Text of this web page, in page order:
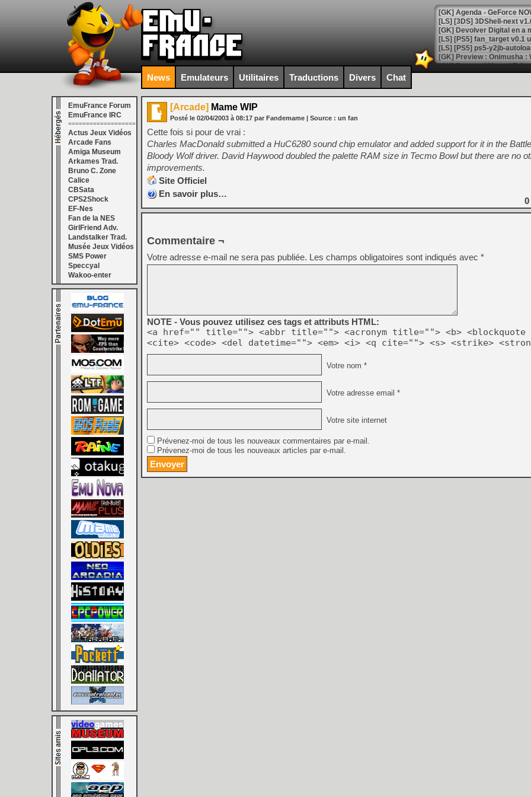
[GK] Agenda - GeForce
[GK] Devolver Digital en a
[LS] [PS5] ps5-y2jb-
[GK] Pourquoi Marvel
[GK] Test : Restory : Chill
[GK] GTA 6 : Rockstar
[GK] Hot Wheels Infinite
[GK] Mémoire cash -
[GK] Résultats Nintendo :
[GK] Déjà des
[Mo5] Brickboy cherche à
[GK] Minecraft et ses «
[GK] Beast of
[GK] Ubisoft : fin de partie
[GK] Mémoire cash -
[GK] Dan Houser (GTA)
[GK] Comment EA Sports
[GK] Crimson Moon : un
[GK] Isle of Reveries : le
[GK] Moonlighter 2 : The
[GK] Capcom relance
[Mo5] Deux inédits du
[GK] Le beat'em up The
[GK] Endless Legend 2 :
[LS] [PS5] Le WebKit
[GK] Oubliez Crazy Taxi,
[LS] [Switch] NSZ 5.0.0
[GK] No More Room in
[GK] Un chatbot Atelier
News Emulateurs Utilitaires Traductions Divers Chat
EmuFrance Forum
EmuFrance IRC
===================
Actus Jeux Vidéos
Arcade Fans
Amiga Museum
Arkames Trad.
Bruno C. Zone
Calice
CBSata
CPS2Shock
EF-Nes
Fan de la NES
GirlFriend Adv.
Landstalker Trad.
Musée Jeux Vidéos
SMS Power
Speccyal
Wakoo-enter
[Arcade] Mame WIP
Posté le 02/04/2003 à 08:17 par Fandemame | Source : un fan
Cette fois si pour de vrai :
Charles MacDonald submitted a HuC6280 sound chip emulator and added support for it in the
Bloody Wolf driver. David Haywood doubled the palette RAM size in Tecmo Bowl but there are no
improvements.
Site Officiel
En savoir plus…
0
Commentaire ¬
Votre adresse e-mail ne sera pas publiée. Les champs obligatoires sont indiqués avec *
NOTE - Vous pouvez utilisez ces tags et attributs HTML:
<a href="" title=""> <abbr title=""> <acronym title=""> <b> <blockquote
<cite> <code> <del datetime=""> <em> <i> <q cite=""> <s> <strike>
Votre nom *
Votre adresse email *
Votre site internet
Prévenez-moi de tous les nouveaux commentaires par e-mail.
Prévenez-moi de tous les nouveaux articles par e-mail.